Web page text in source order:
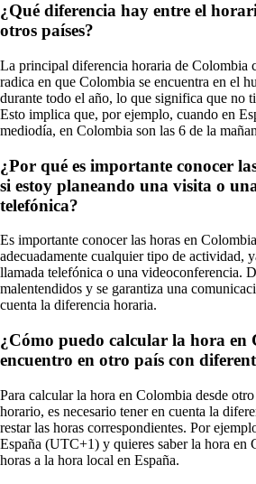
¿Qué diferencia hay entre el
otros países?
La principal diferencia horaria de Colombia
radica en que Colombia se encuentra en el
durante todo el año, lo que significa que no
Esto implica que, por ejemplo, cuando en
mediodía, en Colombia son las 6 de la
¿Por qué es importante conocer
si estoy planeando una visita o
telefónica?
Es importante conocer las horas en
adecuadamente cualquier tipo de actividad,
llamada telefónica o una videoconferencia.
malentendidos y se garantiza una
cuenta la diferencia horaria.
¿Cómo puedo calcular la hora en
encuentro en otro país con
Para calcular la hora en Colombia desde
horario, es necesario tener en cuenta la
restar las horas correspondientes. Por
España (UTC+1) y quieres saber la hora en
horas a la hora local en España.